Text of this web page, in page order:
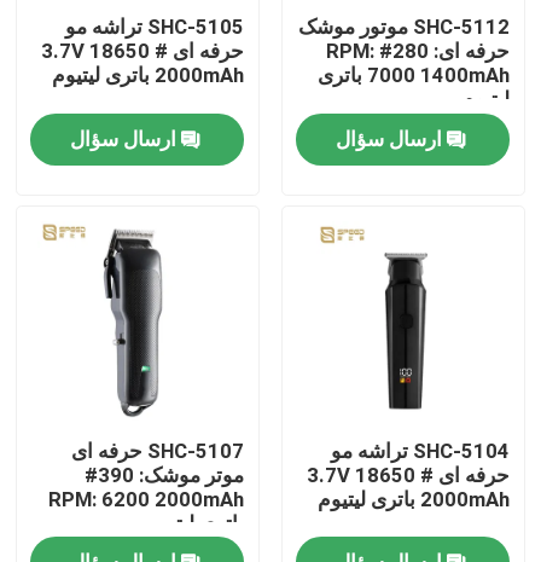
نمایش VR
دربارهی ما
کارخانه تور
درخواست نقل قول
تراشنده حرفه ای مو
دستگاه برش مو قابل شارژ مجدد
SHC-5112 موتور موشک
حرفه ای: 280# RPM:
7000 1400mAh باتری
لیتیوم
ارسال سؤال
SHC-5105 تراشه مو
حرفه ای 3.7V 18650 #
2000mAh باتری لیتیوم
ارسال سؤال
SHC-5104 تراشه مو
حرفه ای 3.7V 18650 #
2000mAh باتری لیتیوم
SHC-5107 حرفه ای
موتر موشک: 390#
RPM: 6200 2000mAh
باتری لیتیوم